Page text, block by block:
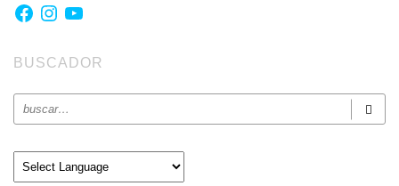
Facebook
Instagram
YouTube
BUSCADOR